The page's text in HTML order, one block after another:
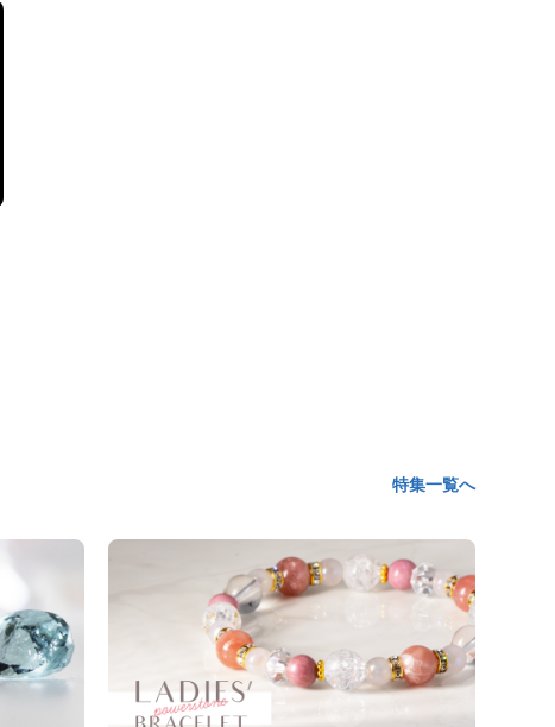
特集一覧へ